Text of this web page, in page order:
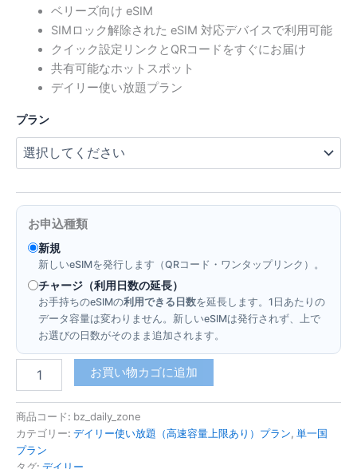
格
帯:
$6.42
–
ベリーズ向け eSIM
SIMロック解除された eSIM 対応デバイスで利用可能
クイック設定リンクとQRコードをすぐにお届け
共有可能なホットスポット
デイリー使い放題プラン
プラン
お申込種類
新規
新しいeSIMを発行します（QRコード・ワンタップリンク）。
チャージ（利用日数の延長）
お手持ちのeSIMの利用できる日数を延長します。1日あたりの
データ容量は変わりません。新しいeSIMは発行されず、上で
お選びの日数がそのまま追加されます。
ズ
(デ
イ
リ
お買い物カゴに追加
商品コード: bz_daily_zone
カテゴリー: デイリー使い放題（高速容量上限あり）プラン, 単一国
プラン